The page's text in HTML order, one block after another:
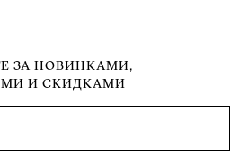
ЗА НОВИНКАМИ,
И СКИДКАМИ